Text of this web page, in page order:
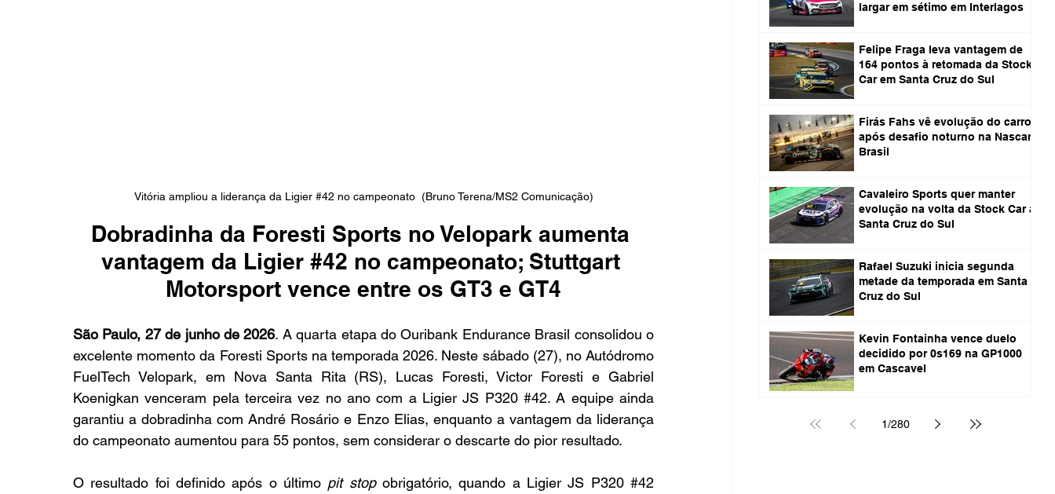
Vitória ampliou a liderança da Ligier #42 no campeonato  (Bruno Terena/MS2 Comunicação)
Dobradinha da Foresti Sports no Velopark aumenta
vantagem da Ligier #42 no campeonato; Stuttgart
Motorsport vence entre os GT3 e GT4
São Paulo, 27 de junho de 2026. A quarta etapa do Ouribank Endurance Brasil consolidou o
excelente momento da Foresti Sports na temporada 2026. Neste sábado (27), no Autódromo
FuelTech Velopark, em Nova Santa Rita (RS), Lucas Foresti, Victor Foresti e Gabriel
Koenigkan venceram pela terceira vez no ano com a Ligier JS P320 #42. A equipe ainda
garantiu a dobradinha com André Rosário e Enzo Elias, enquanto a vantagem da liderança
do campeonato aumentou para 55 pontos, sem considerar o descarte do pior resultado.
O resultado foi definido após o último pit stop obrigatório, quando a Ligier JS P320 #42
largar em sétimo em Interlagos
Felipe Fraga leva vantagem de
164 pontos à retomada da Stock
Car em Santa Cruz do Sul
Firás Fahs vê evolução do carro
após desafio noturno na Nascar
Brasil
Cavaleiro Sports quer manter
evolução na volta da Stock Car a
Santa Cruz do Sul
Rafael Suzuki inicia segunda
metade da temporada em Santa
Cruz do Sul
Kevin Fontainha vence duelo
decidido por 0s169 na GP1000
em Cascavel
1/280